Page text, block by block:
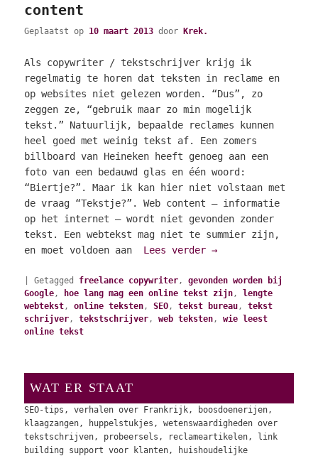
content
Geplaatst op 10 maart 2013 doorKrek.
Als copywriter / tekstschrijver krijg ik
regelmatig te horen dat teksten in reclame en
op websites niet gelezen worden. “Dus”, zo
zeggen ze, “gebruik maar zo min mogelijk
tekst.” Natuurlijk, bepaalde reclames kunnen
heel goed met weinig tekst af. Een zomers
billboard van Heineken heeft genoeg aan een
foto van een bedauwd glas en één woord:
“Biertje?”. Maar ik kan hier niet volstaan met
de vraag “Tekstje?”. Web content – informatie
op het internet – wordt niet gevonden zonder
tekst. Een webtekst mag niet te summier zijn,
en moet voldoen aan Lees verder→
|Getagged freelance copywriter,gevonden worden bij
Google, hoe lang mag een online tekst zijn,
lengte
webtekst,online teksten,SEO,tekst bureau,tekst
schrijver,tekstschrijver,web teksten,wie leest
online tekst
WAT ER STAAT
SEO-tips, verhalen over Frankrijk, boosdoenerijen,
klaagzangen, huppelstukjes, wetenswaardigheden over
tekstschrijven, probeersels, reclameartikelen, link
building support voor klanten, huishoudelijke